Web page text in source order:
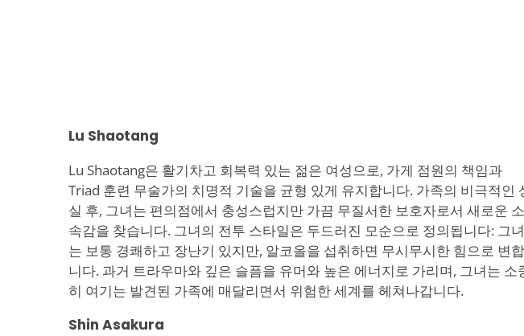
Lu Shaotang
Lu Shaotang은 활기차고 회복력 있는 젊은 여성으로, 가게 점원의 책임과
Triad 훈련 무술가의 치명적 기술을 균형 있게 유지합니다. 가족의 비극적인
실 후, 그녀는 편의점에서 충성스럽지만 가끔 무질서한 보호자로서 새로운 소
속감을 찾습니다. 그녀의 전투 스타일은 두드러진 모순으로 정의됩니다: 그녀
는 보통 경쾌하고 장난기 있지만, 알코올을 섭취하면 무시무시한 힘으로 변합
니다. 과거 트라우마와 깊은 슬픔을 유머와 높은 에너지로 가리며, 그녀는 소
히 여기는 발견된 가족에 매달리면서 위험한 세계를 헤쳐나갑니다.
Shin Asakura